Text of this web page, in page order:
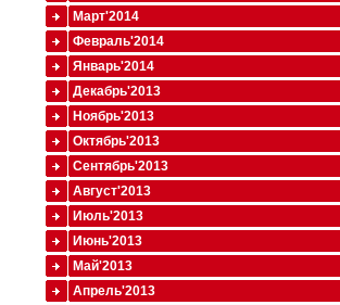
Март'2014
Февраль'2014
Январь'2014
Декабрь'2013
Ноябрь'2013
Октябрь'2013
Сентябрь'2013
Август'2013
Июль'2013
Июнь'2013
Май'2013
Апрель'2013